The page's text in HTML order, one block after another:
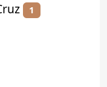
1